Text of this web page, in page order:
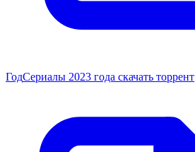
ГодСериалы 2023 года скачать торрент